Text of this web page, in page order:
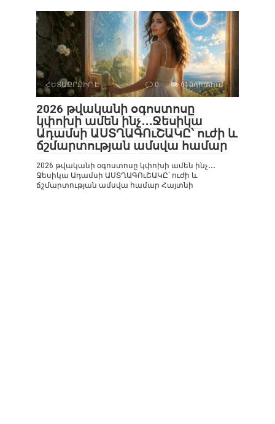
ՀԵՏԱՔՐՔԻՐ Է 0 610դիտում
2026 թվականի օգոստոսը
կփոխի ամեն ինչ․․․Ջեսիկա
Ադամսի ԱՍՏՂԱԳՈւՇԱԿԸ՝ ուժի և
ճշմարտության ամսվա համար
2026 թվականի օգոստոսը կփոխի ամեն ինչ․․․
Ջեսիկա Ադամսի ԱՍՏՂԱԳՈւՇԱԿԸ՝ ուժի և
ճշմարտության ամսվա համար Հայտնի